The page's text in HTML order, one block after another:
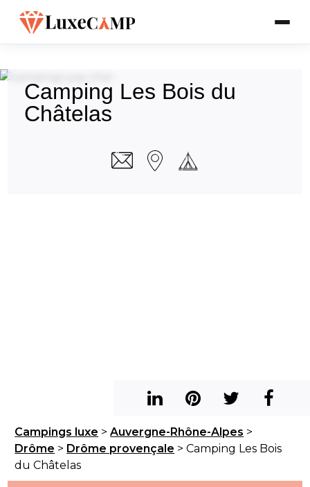
Camping Les Bois du
Châtelas
Campings luxe >Auvergne-Rhône-Alpes >
Drôme > Drôme provençale > Camping Les Bois
du Châtelas